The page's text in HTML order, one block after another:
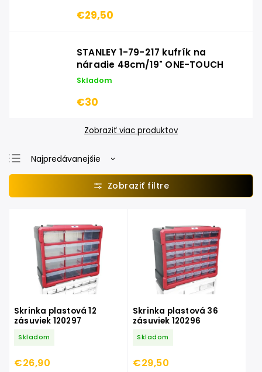
€29,50
STANLEY 1-79-217 kufrík na
náradie 48cm/19" ONE-TOUCH
Skladom
€30
Zobraziť viac produktov
Najpredávanejšie
Najlacnejšie
Najdrahšie
Skrinka plastová 12
zásuviek 120297
Skladom
€26,90
Skrinka plastová 36
zásuviek 120296
Skladom
€29,50